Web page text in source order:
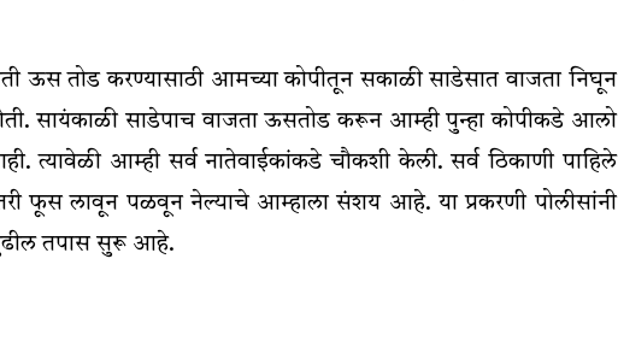
ऊस तोड करण्यासाठी आमच्या कोपीतून सकाळी साडेसात वाजता निघून
सायंकाळी साडेपाच वाजता ऊसतोड करून आम्ही पुन्हा कोपीकडे आलो
आम्ही सर्व नातेवाईकांकडे चौकशी केली. सर्व ठिकाणी पाहिले
फूस लावून पळवून नेल्याचे आम्हाला संशय आहे. या प्रकरणी पोलीसांनी
तपास सुरू आहे.